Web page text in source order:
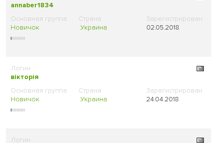
annaber1834
Новичок Украина 02.05.2018
вікторія
Новичок Украина 24.04.2018